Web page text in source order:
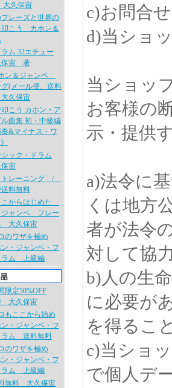
久保宙
フレーズと世界の
叩こう カホン＆
ム 32エチュー
保宙 著
ン＆ジャンベ
グ(メール便、送料
久保宙
こう カホン・ア
曲集 初・中級編
奏&マイナス・ワ
ック・ドラム
宙
トレーニング /
送料無料
こからはじめた
ャンベ フレー
大久保宙
のワザを極め
・ジャンベ・フ
ラム 上級編
限定50%OFF
大久保宙
もここから始め
・ジャンベ・フ
ラム 送料無料
のワザを極め
・ジャンベ・フ
ラム 上級編
無料 大久保宙
c)お問合
d)当ショ
当ショッ
お客様の
示・提供
a)法令に
くは地方
者が法令
対して協
b)人の生
に必要が
を得るこ
c)当ショ
で個人デ